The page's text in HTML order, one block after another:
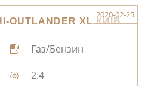
OUTLANDER XL КИЇВ
2020-02-25
Газ/Бензин
2.4